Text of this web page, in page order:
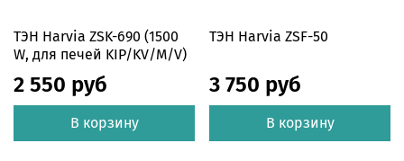
ТЭН Harvia ZSK-690 (1500
W, для печей KIP/KV/M/V)
2 550 руб
В корзину
ТЭН Harvia ZSF-50
3 750 руб
В корзину